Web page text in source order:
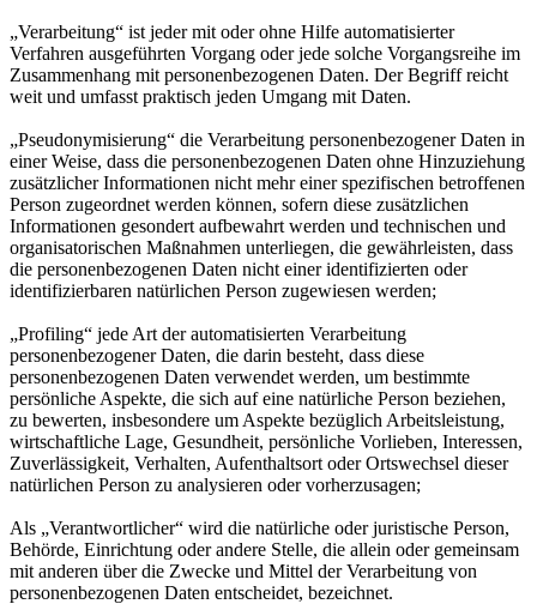
„Verarbeitung“ ist jeder mit oder ohne Hilfe automatisierter
Verfahren ausgeführten Vorgang oder jede solche Vorgangsreihe im
Zusammenhang mit personenbezogenen Daten. Der Begriff reicht
weit und umfasst praktisch jeden Umgang mit Daten.
„Pseudonymisierung“ die Verarbeitung personenbezogener Daten in
einer Weise, dass die personenbezogenen Daten ohne Hinzuziehung
zusätzlicher Informationen nicht mehr einer spezifischen betroffenen
Person zugeordnet werden können, sofern diese zusätzlichen
Informationen gesondert aufbewahrt werden und technischen und
organisatorischen Maßnahmen unterliegen, die gewährleisten, dass
die personenbezogenen Daten nicht einer identifizierten oder
identifizierbaren natürlichen Person zugewiesen werden;
„Profiling“ jede Art der automatisierten Verarbeitung
personenbezogener Daten, die darin besteht, dass diese
personenbezogenen Daten verwendet werden, um bestimmte
persönliche Aspekte, die sich auf eine natürliche Person beziehen,
zu bewerten, insbesondere um Aspekte bezüglich Arbeitsleistung,
wirtschaftliche Lage, Gesundheit, persönliche Vorlieben, Interessen,
Zuverlässigkeit, Verhalten, Aufenthaltsort oder Ortswechsel dieser
natürlichen Person zu analysieren oder vorherzusagen;
Als „Verantwortlicher“ wird die natürliche oder juristische Person,
Behörde, Einrichtung oder andere Stelle, die allein oder gemeinsam
mit anderen über die Zwecke und Mittel der Verarbeitung von
personenbezogenen Daten entscheidet, bezeichnet.